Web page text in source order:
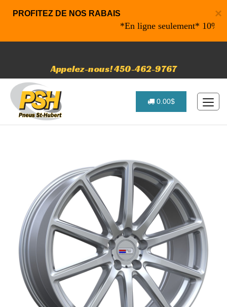
×
PROFITEZ DE NOS RABAIS
*En ligne seulement* 10% de
Appelez-nous! 450-462-9767
0.00$